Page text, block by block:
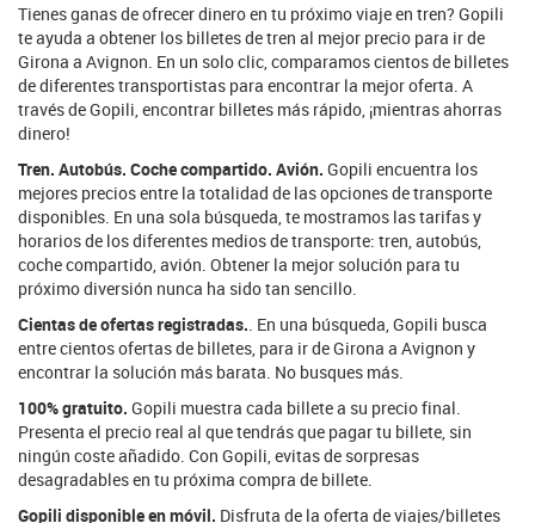
Tienes ganas de ofrecer dinero en tu próximo viaje en tren? Gopili
te ayuda a obtener los billetes de tren al mejor precio para ir de
Girona a Avignon. En un solo clic, comparamos cientos de billetes
de diferentes transportistas para encontrar la mejor oferta. A
través de Gopili, encontrar billetes más rápido, ¡mientras ahorras
dinero!
Tren. Autobús. Coche compartido. Avión. Gopili encuentra los
mejores precios entre la totalidad de las opciones de transporte
disponibles. En una sola búsqueda, te mostramos las tarifas y
horarios de los diferentes medios de transporte: tren, autobús,
coche compartido, avión. Obtener la mejor solución para tu
próximo diversión nunca ha sido tan sencillo.
Cientas de ofertas registradas. . En una búsqueda, Gopili busca
entre cientos ofertas de billetes, para ir de Girona a Avignon y
encontrar la solución más barata. No busques más.
100% gratuito. Gopili muestra cada billete a su precio final.
Presenta el precio real al que tendrás que pagar tu billete, sin
ningún coste añadido. Con Gopili, evitas de sorpresas
desagradables en tu próxima compra de billete.
Gopili disponible en móvil. Disfruta de la oferta de viajes/billetes